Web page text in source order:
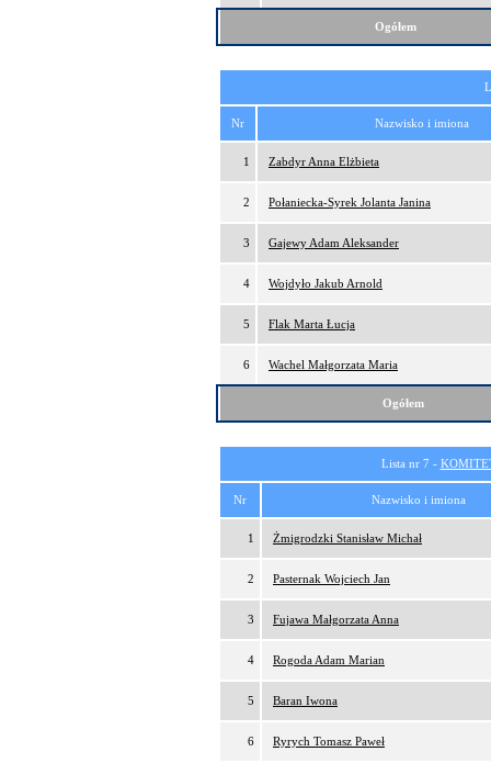
Ogółem
Nr Nazwisko i imiona
1 Zabdyr Anna Elżbieta
2 Połaniecka-Syrek Jolanta Janina
3 Gajewy Adam Aleksander
4 Wojdyło Jakub Arnold
5 Flak Marta Łucja
6 Wachel Małgorzata Maria
Ogółem
Lista nr 7 -
Nr Nazwisko i imiona
1 Żmigrodzki Stanisław Michał
2 Pasternak Wojciech Jan
3 Fujawa Małgorzata Anna
4 Rogoda Adam Marian
5 Baran Iwona
6 Ryrych Tomasz Paweł